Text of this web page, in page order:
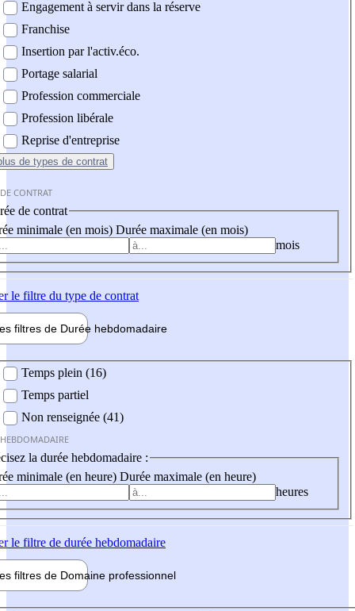
Engagement à servir dans la réserve
Franchise
Insertion par l'activ.éco.
Portage salarial
Profession commerciale
Profession libérale
Reprise d'entreprise
de types de contrat
CONTRAT
de contrat
minimale (en mois) Durée maximale (en mois)
mois
le filtre du type de contrat
filtres de Durée hebdomadaire
Temps plein (16)
Temps partiel
Non renseignée (41)
la durée hebdomadaire :
minimale (en heure) Durée maximale (en heure)
heures
le filtre de durée hebdomadaire
filtres de Domaine professionnel